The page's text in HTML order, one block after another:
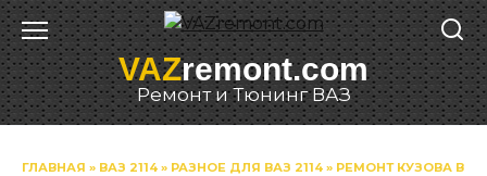
Перейти
к
содержаниюVAZremont.com
Ремонт и Тюнинг ВАЗ
ГЛАВНАЯ » ВАЗ 2114 » РАЗНОЕ ДЛЯ ВАЗ 2114 » РЕМОНТ КУЗОВА В